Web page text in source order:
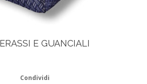
E GUANCIALI
Condividi